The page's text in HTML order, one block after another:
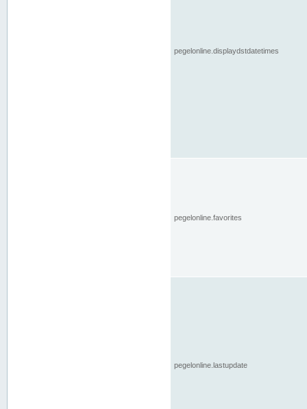
pegelonline.displaydstdatetimes
pegelonline.favorites
pegelonline.lastupdate